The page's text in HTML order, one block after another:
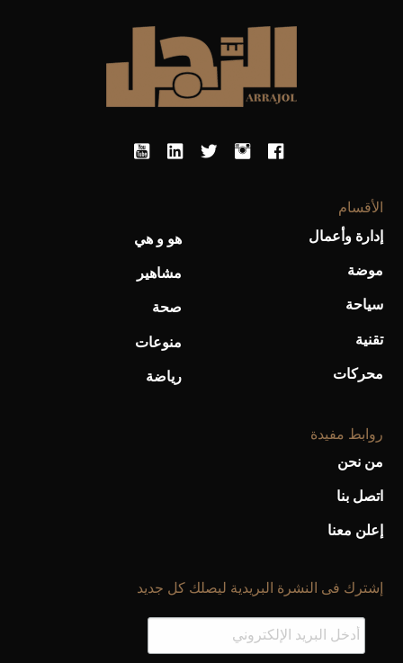
الأقسام
إدارة وأعمال
موضة
سياحة
تقنية
محركات
هو و هي
مشاهير
صحة
منوعات
رياضة
روابط مفيدة
من نحن
اتصل بنا
إعلن معنا
إشترك فى النشرة البريدية ليصلك كل جديد